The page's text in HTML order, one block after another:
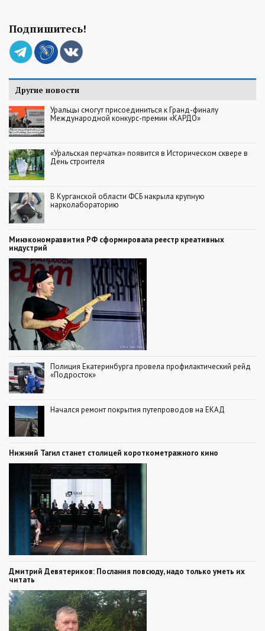
Подпишитесь!
Другие новости
Уральцы смогут присоединиться к Гранд-финалу
Международной конкурс-премии «КАРДО»
«Уральская перчатка» появится в Историческом сквере в
День строителя
В Курганской области ФСБ накрыла крупную
нарколабораторию
Минэкономразвития РФ сформировала реестр креативных
индустрий
Полиция Екатеринбурга провела профилактический рейд
«Подросток»
Начался ремонт покрытия путепроводов на ЕКАД
Нижний Тагил станет столицей короткометражного кино
Дмитрий Девятериков: Послания повсюду, надо только уметь их
читать